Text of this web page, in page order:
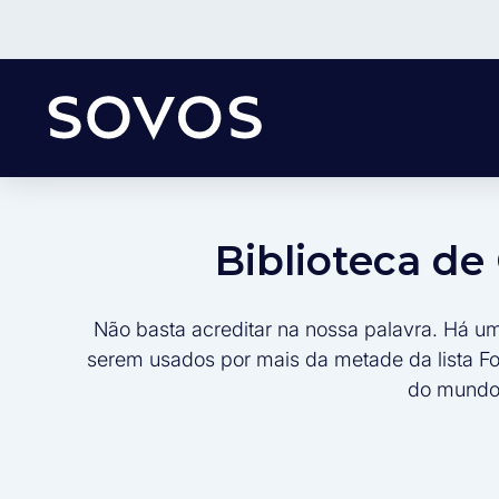
Biblioteca de
Não basta acreditar na nossa palavra. Há
serem usados por mais da metade da lista
do